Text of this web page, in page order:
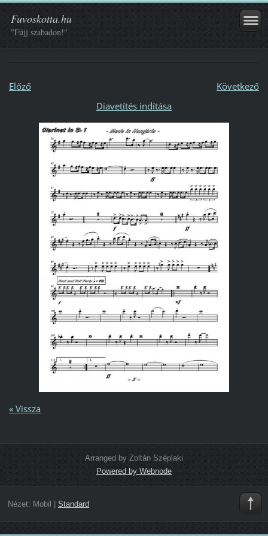
Fuvoskotta.hu
"Fújj szabadon!"
Előző
Következő
Diavetítés indítása
« Vissza
Arranged by Zoltán Széplaki
Powered by Webnode
Nézet: Mobil Standard